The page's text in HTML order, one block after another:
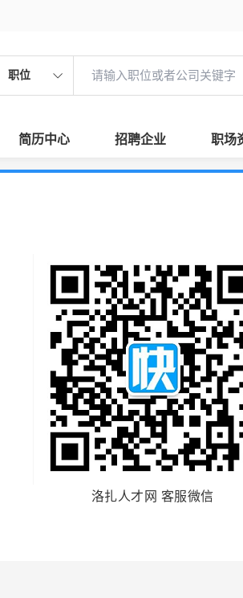
职位
简历中心 招聘企业 职场
洛扎人才网 客服微信